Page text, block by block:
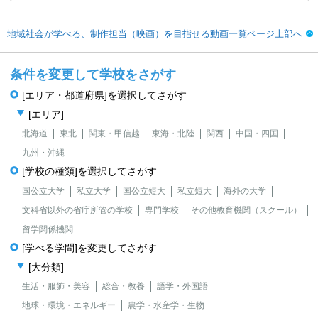
地域社会が学べる、制作担当（映画）を目指せる動画一覧ページ上部へ
条件を変更して学校をさがす
[エリア・都道府県]を選択してさがす
[エリア]
北海道 東北 関東・甲信越 東海・北陸 関西
中国・四国
九州・沖縄
[学校の種類]を選択してさがす
国公立大学 私立大学 国公立短大 私立短大
海外の大学
文科省以外の省庁所管の学校
専門学校
その他教育機関（スクール）
留学関係機関
[学べる学問]を変更してさがす
[大分類]
生活・服飾・美容 総合・教養
語学・外国語
地球・環境・エネルギー
農学・水産学・生物